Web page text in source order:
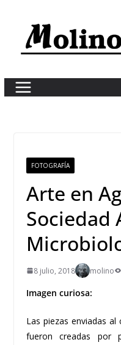
content
FOTOGRAFÍA
Arte en
Sociedad
8 julio, 2018 molino
Imagen curiosa:
Las piezas enviadas
fueron creadas por